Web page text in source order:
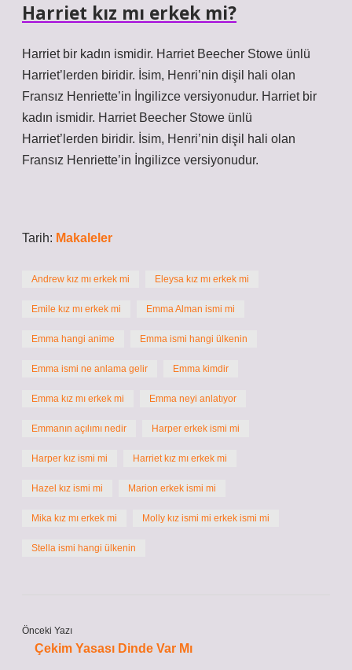
Harriet kız mı erkek mi?
Harriet bir kadın ismidir. Harriet Beecher Stowe ünlü
Harriet’lerden biridir. İsim, Henri’nin dişil hali olan
Fransız Henriette’in İngilizce versiyonudur. Harriet bir
kadın ismidir. Harriet Beecher Stowe ünlü
Harriet’lerden biridir. İsim, Henri’nin dişil hali olan
Fransız Henriette’in İngilizce versiyonudur.
Tarih: Makaleler
Andrew kız mı erkek mi Eleysa kız mı erkek mi
Emile kız mı erkek mi Emma Alman ismi mi
Emma hangi anime Emma ismi hangi ülkenin
Emma ismi ne anlama gelir Emma kimdir
Emma kız mı erkek mi Emma neyi anlatıyor
Emmanın açılımı nedir Harper erkek ismi mi
Harper kız ismi mi Harriet kız mı erkek mi
Hazel kız ismi mi Marion erkek ismi mi
Mika kız mı erkek mi Molly kız ismi mi erkek ismi mi
Stella ismi hangi ülkenin
Önceki Yazı
Çekim Yasası Dinde Var Mı